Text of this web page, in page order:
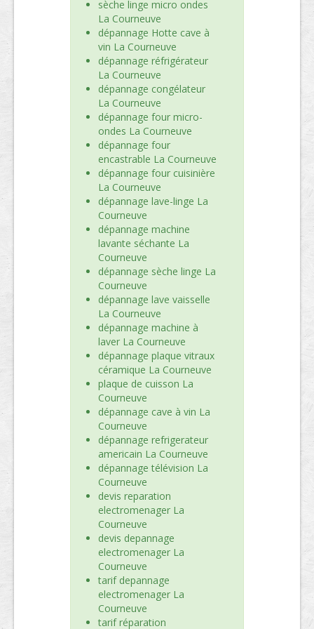
sèche linge micro ondes
La Courneuve
dépannage Hotte cave à
vin La Courneuve
dépannage réfrigérateur
La Courneuve
dépannage congélateur
La Courneuve
dépannage four micro-
ondes La Courneuve
dépannage four
encastrable La Courneuve
dépannage four cuisinière
La Courneuve
dépannage lave-linge La
Courneuve
dépannage machine
lavante séchante La
Courneuve
dépannage sèche linge La
Courneuve
dépannage lave vaisselle
La Courneuve
dépannage machine à
laver La Courneuve
dépannage plaque vitraux
céramique La Courneuve
plaque de cuisson La
Courneuve
dépannage cave à vin La
Courneuve
dépannage refrigerateur
americain La Courneuve
dépannage télévision La
Courneuve
devis reparation
electromenager La
Courneuve
devis depannage
electromenager La
Courneuve
tarif depannage
electromenager La
Courneuve
tarif réparation